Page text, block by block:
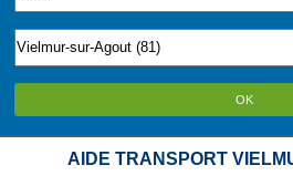
OK
AIDE TRANSPORT